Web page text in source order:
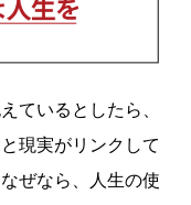
ているとしたら、
現実がリンクして
ぜなら、人生の使